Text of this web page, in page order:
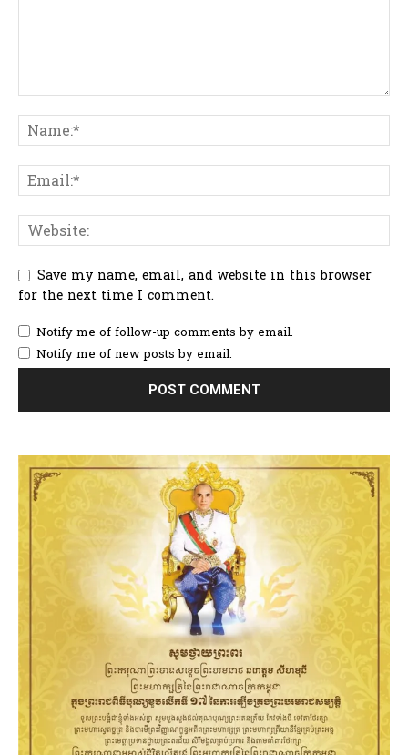
Save my name, email, and website in this browser
for the next time I comment.
Notify me of follow-up comments by email.
Notify me of new posts by email.